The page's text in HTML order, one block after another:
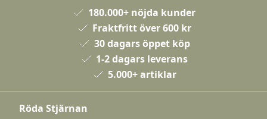
180.000+ nöjda kunder
Fraktfritt över 600 kr
30 dagars öppet köp
1-2 dagars leverans
5.000+ artiklar
Röda Stjärnan